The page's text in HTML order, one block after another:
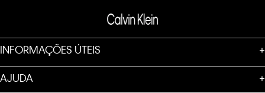
INFORMAÇÕES ÚTEIS +
AJUDA +